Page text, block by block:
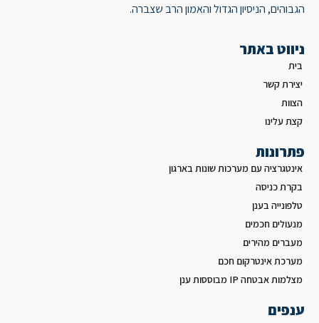
הגבוהים, הניסיון הגדול והאמון הרב שצברה.
ניווט באתר
בית
יצירת קשר
הצוות
קצת עלינו
פתרונות
אינטגרציה עם מערכות שונות בארגון
בקרת כניסה
טלפונייה בענן
מנעולים חכמים
מעברים מהירים
מערכת אינטרקום חכם
מצלמות אבטחה IP מבוססות ענן
ענפים